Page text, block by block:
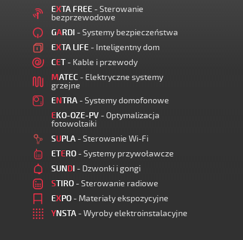
EXTA FREE - Sterowanie
bezprzewodowe
GARDI - Systemy bezpieczeństwa
EXTA LIFE - Inteligentny dom
CET - Kable i przewody
MATEC - Elektryczne systemy
grzejne
ENTRA - Systemy domofonowe
EKO-OZE-PV - Optymalizacja
fotowoltaiki
SUPLA - Sterowanie Wi-Fi
ETERO - Systemy przywoławcze
SUNDI - Dzwonki i gongi
STIRO - Sterowanie radiowe
EXPO - Materiały ekspozycyjne
YNSTA - Wyroby elektroinstalacyjne